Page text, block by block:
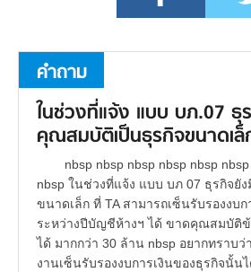
คำถาม
ในช่วงที่แจ้ง แบบ บภ.07 ธุ
คุณสมบัติเป็นธุรกิจขนาดเล็
nbsp nbsp nbsp nbsp nbsp
nbsp ในช่วงที่แจ้ง แบบ บภ 07 ธุรกิจยั
ขนาดเล็ก ที่ TA สามารถเซ็นรับรองงบก
ระหว่างปีบัญชีห้างฯ ได้ ขาดคุณสมบัติ
ได้ มากกว่า 30 ล้าน nbsp อยากทราบ
งานเซ็นรับรองงบการเงินของธุรกิจนั้น